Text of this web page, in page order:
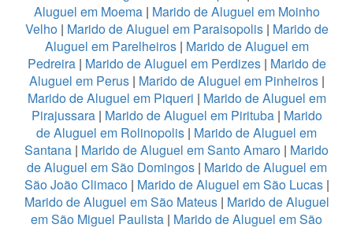
Aluguel em Moema| Marido de Aluguel em Moinho
Velho | Marido de Aluguel em Paraisopolis| Marido de
Aluguel em Parelheiros| Marido de Aluguel em
Pedreira| Marido de Aluguel em Perdizes| Marido de
Aluguel em Perus| Marido de Aluguel em Pinheiros|
Marido de Aluguel em Piqueri | Marido de Aluguel em
Pirajussara| Marido de Aluguel em Pirituba| Marido
de Aluguel em Rolinopolis | Marido de Aluguel em
Santana | Marido de Aluguel em Santo Amaro | Marido
de Aluguel em São Domingos| Marido de Aluguel em
São João Climaco| Marido de Aluguel em São Lucas|
Marido de Aluguel em São Mateus | Marido de Aluguel
em São Miguel Paulista | Marido de Aluguel em São